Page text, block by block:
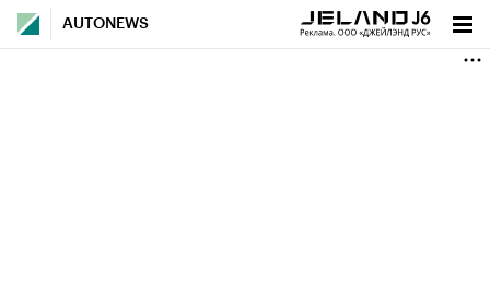
AUTONEWS